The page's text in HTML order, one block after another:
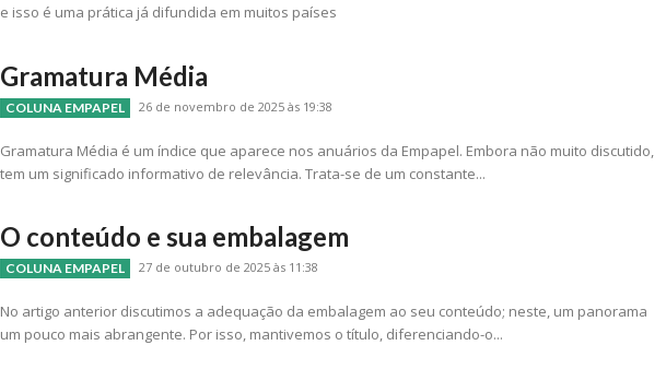
e isso é uma prática já difundida em muitos países
Gramatura Média
COLUNA EMPAPEL 26 de novembro de 2025 às 19:38
Gramatura Média é um índice que aparece nos anuários da Empapel. Embora não muito discutido,
tem um significado informativo de relevância. Trata-se de um constante...
O conteúdo e sua embalagem
COLUNA EMPAPEL 27 de outubro de 2025 às 11:38
No artigo anterior discutimos a adequação da embalagem ao seu conteúdo; neste, um panorama
um pouco mais abrangente. Por isso, mantivemos o título, diferenciando-o...